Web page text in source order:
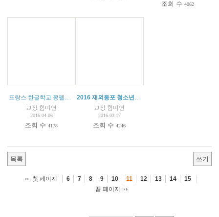
조회 수 4062
프랑스 한글학교 몽펠리에 청소년캠프
교장 함미연
2016.04.06
조회 수4178
2016 재외동포 청소년 교류사업 참가자 모집 공고
교장 함미연
2016.03.17
조회 수4246
목록 쓰기
첫 페이지 6 7 8 9 10 11 12 13 14
15
끝 페이지